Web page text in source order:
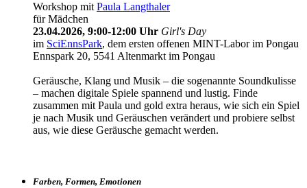
Workshop mit Paula Langthaler
für Mädchen
23.04.2026, 9:00-12:00 Uhr Girl's Day
im SciEnnsPark, dem ersten offenen MINT-Labor im Pongau
Ennspark 20, 5541 Altenmarkt im Pongau
Geräusche, Klang und Musik – die sogenannte Soundkulisse
– machen digitale Spiele spannend und lustig. Finde
zusammen mit Paula und gold extra heraus, wie sich ein Spiel
je nach Musik und Geräuschen verändert und probiere selbst
aus, wie diese Geräusche gemacht werden.
Farben, Formen, Emotionen